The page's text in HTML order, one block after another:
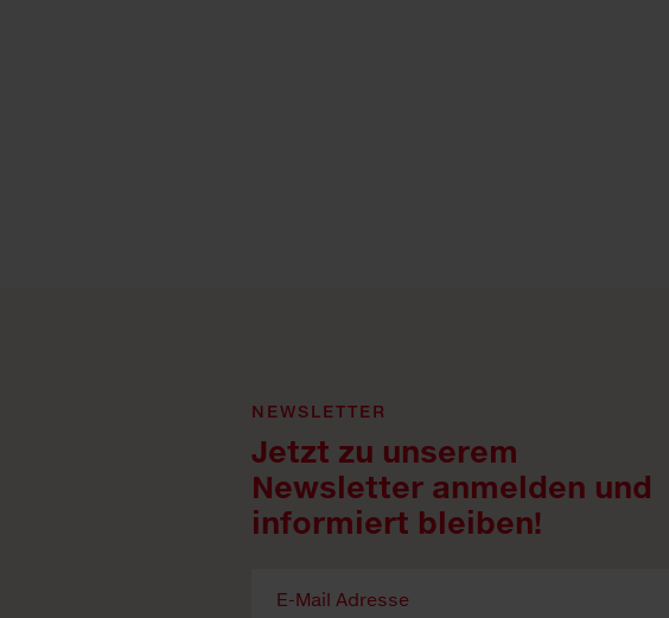
NEWSLETTER
Jetzt zu unserem
Newsletter anmelden und
informiert bleiben!